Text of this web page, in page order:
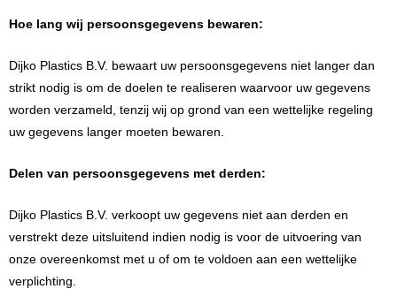
Hoe lang wij persoonsgegevens bewaren:
Dijko Plastics B.V. bewaart uw persoonsgegevens niet langer dan
strikt nodig is om de doelen te realiseren waarvoor uw gegevens
worden verzameld, tenzij wij op grond van een wettelijke regeling
uw gegevens langer moeten bewaren.
Delen van persoonsgegevens met derden:
Dijko Plastics B.V. verkoopt uw gegevens niet aan derden en
verstrekt deze uitsluitend indien nodig is voor de uitvoering van
onze overeenkomst met u of om te voldoen aan een wettelijke
verplichting.